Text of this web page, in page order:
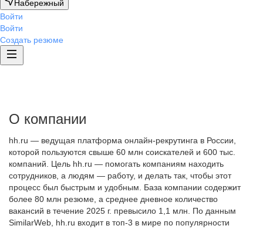
Набережный
Войти
Войти
Создать резюме
О компании
hh.ru — ведущая платформа онлайн-рекрутинга в России,
которой пользуются свыше 60 млн соискателей и 600 тыс.
компаний. Цель hh.ru — помогать компаниям находить
сотрудников, а людям — работу, и делать так, чтобы этот
процесс был быстрым и удобным. База компании содержит
более 80 млн резюме, а среднее дневное количество
вакансий в течение 2025 г. превысило 1,1 млн. По данным
SimilarWeb, hh.ru входит в топ-3 в мире по популярности